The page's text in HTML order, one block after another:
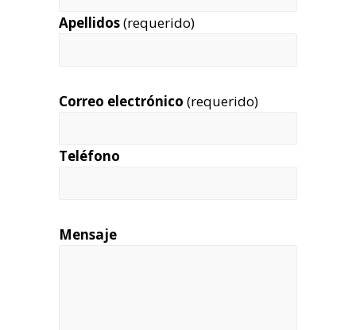
Apellidos(requerido)
Correo electrónico (requerido)
Teléfono
Mensaje